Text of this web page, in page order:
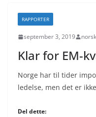
RAPPORTER
september 3, 2019
Klar for EM-
Norge har til tider
ledelse, men det er
Del dette: